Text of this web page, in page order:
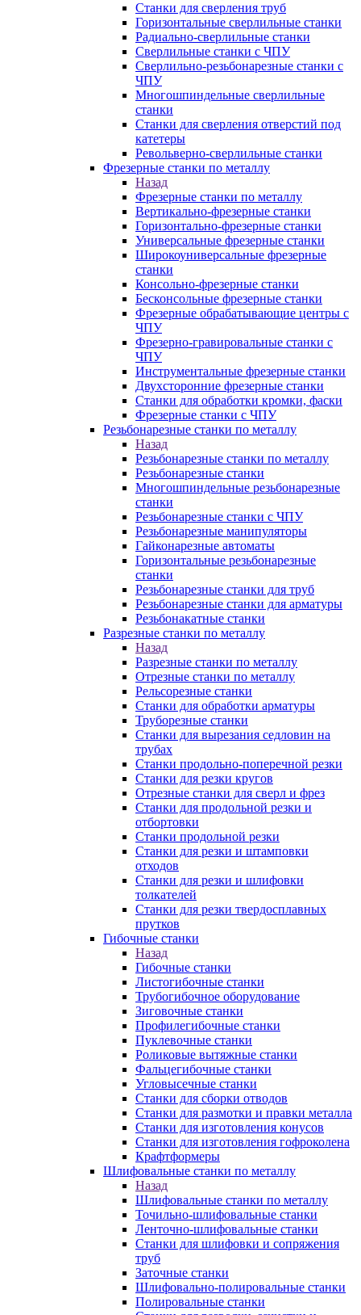
Станки для сверления труб
Горизонтальные сверлильные станки
Радиально-сверлильные станки
Сверлильные станки с ЧПУ
Сверлильно-резьбонарезные станки с
ЧПУ
Многошпиндельные сверлильные
станки
Станки для сверления отверстий под
катетеры
Револьверно-сверлильные станки
Фрезерные станки по металлу
Назад
Фрезерные станки по металлу
Вертикально-фрезерные станки
Горизонтально-фрезерные станки
Универсальные фрезерные станки
Широкоуниверсальные фрезерные
станки
Консольно-фрезерные станки
Бесконсольные фрезерные станки
Фрезерные обрабатывающие центры с
ЧПУ
Фрезерно-гравировальные станки с
ЧПУ
Инструментальные фрезерные станки
Двухсторонние фрезерные станки
Станки для обработки кромки, фаски
Фрезерные станки с ЧПУ
Резьбонарезные станки по металлу
Назад
Резьбонарезные станки по металлу
Резьбонарезные станки
Многошпиндельные резьбонарезные
станки
Резьбонарезные станки с ЧПУ
Резьбонарезные манипуляторы
Гайконарезные автоматы
Горизонтальные резьбонарезные
станки
Резьбонарезные станки для труб
Резьбонарезные станки для арматуры
Резьбонакатные станки
Разрезные станки по металлу
Назад
Разрезные станки по металлу
Отрезные станки по металлу
Рельсорезные станки
Станки для обработки арматуры
Труборезные станки
Станки для вырезания седловин на
трубаx
Станки продольно-поперечной резки
Станки для резки кругов
Отрезные станки для сверл и фрез
Станки для продольной резки и
отбортовки
Станки продольной резки
Станки для резки и штамповки
отходов
Станки для резки и шлифовки
толкателей
Станки для резки твердосплавных
прутков
Гибочные станки
Назад
Гибочные станки
Листогибочные станки
Трубогибочное оборудование
Зиговочные станки
Профилегибочные станки
Пуклевочные станки
Роликовые вытяжные станки
Фальцегибочные станки
Угловысечные станки
Станки для сборки отводов
Станки для размотки и правки металла
Станки для изготовления конусов
Станки для изготовления гофроколена
Крафтформеры
Шлифовальные станки по металлу
Назад
Шлифовальные станки по металлу
Точильно-шлифовальные станки
Ленточно-шлифовальные станки
Станки для шлифовки и сопряжения
труб
Заточные станки
Шлифовально-полировальные станки
Полировальные станки